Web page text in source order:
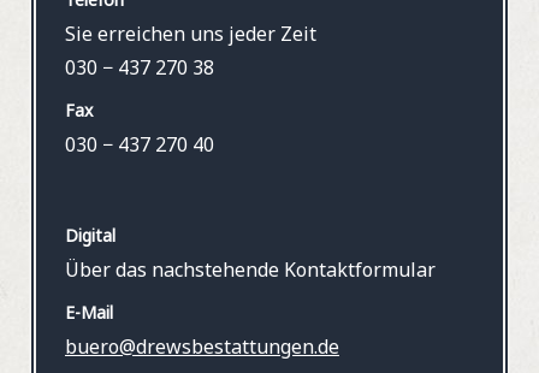
Sie erreichen uns jeder Zeit
030 − 437 270 38
Fax
030 − 437 270 40
Digital
Über das nachstehende Kontaktformular
E-Mail
buero@drewsbestattungen.de